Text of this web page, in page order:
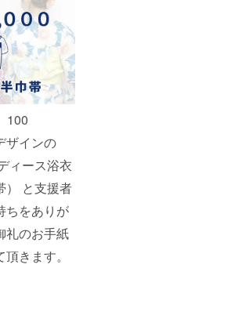
100
ザインの
ィース浴衣
） と支援者
ちをありが
礼のお手紙
きます。